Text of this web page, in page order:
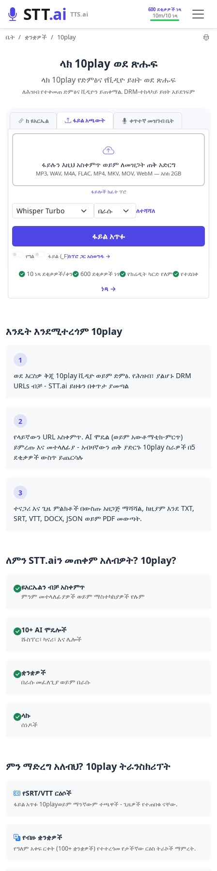
STT.ai TTS.ai 600 ደቂቃዎች ነጻ
10m/10 ነጻ
ቤት ቋንቋዎች 10play
ላክ 10play ወደ ጽሑፍ
ላክ 10play የድምፅና የቪዲዮ ይዘት ወደ ጽሑፍ
ለሕዝብ የተቀመጠ ድምፅና ቪዲዮን ይጠቀማል. DRM-ተከላካይ ይዘት አይደገፍም
ከ ዩአርኤል ፋይል አጫውት ቀጥተኛ መዝገብ ቤት
ፋይሉን እዚህ አስቀምጥ ወይም ለመዝጋት ጠቅ አድርግ
MP3, WAV, M4A, FLAC, MP4, MKV, MOV, WebM — እስከ 2GB
ፋይሎች ክፈትፕሮ
በራሱ ለተሻሻለ
ፋይል አጥፉ
የግል ፋይል (_F)ከፕሮ ጋር አስወግዱ →
10 ነጻ ደቂቃዎች/ቀን 600 ደቂቃዎች ነፃ የክሬዲት ካርድ የለም የተደበቀ
ነጻ →
እንዴት እንደሚተረጎም 10play
1
ወደ እርስዎ ቅጂ 10play ቪዲዮ ወይም ድምፅ. የሕዝብ፣ ያልሆኑ DRM
URLs ብቻ - STT.ai ይዘቱን በቀጥታ ያመጣል
2
የላይኛውን URL አስቀምጥ. AI ሞዴል (ወይም አውቶማቲክ-ምርጥ)
ይምረጡ እና መተላለፊያ - አብዛኛውን ጠቅ ያድርጉ 10play ስራዎች በ5
ደቂቃዎች ውስጥ ይጨርሳሉ
3
ተናጋሪ እና ጊዜ ምልክቶች በውስጡ አዘጋጅ ማሻሻል, ከዚያም እንደ TXT,
SRT, VTT, DOCX, JSON ወይም PDF መውጣት.
ለምን STT.aiን መጠቀም አለብዎት? 10play?
ዩአርኤልን ብቻ አስቀምጥ
ምንም መተላለፊያዎች ወይም ማስተካከያዎች የሉም
10+ AI ሞዴሎች
ሹስፐር፣ ካናሪ፣ እና ሌሎች
ቋንቋዎች
በራሱ መፈለጊያ ወይም በራሱ
ላኩ
ሰነዶች
ምን ማድረግ አለብህ? 10play ትራንስክሪፕት
የSRT/VTT ርዕሶች
ፋይል አጥፉ 10playወይም ማንኛውም ተጫዋች - ጊዜዎች የተጠበቁ ናቸው.
የብዙ ቋንቋዎች
የዓለም አቀፍ ርቀት (100+ ቋንቋዎች) የተተረጎመ የታችኛው ርዕስ ትራኮች ማምረት.